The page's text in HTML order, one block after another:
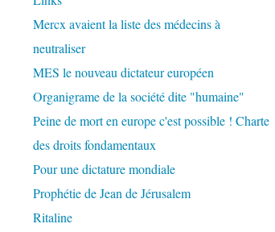
Mercx avaient la liste des médecins à
neutraliser
MES le nouveau dictateur européen
Organigrame de la société dite "humaine"
Peine de mort en europe c'est possible ! Charte
des droits fondamentaux
Pour une dictature mondiale
Prophétie de Jean de Jérusalem
Ritaline